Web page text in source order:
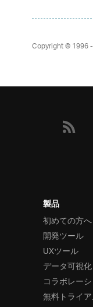
Copyright © 1996
製品
初めての方へ
開発ツール
UXツール
データ可視化
コラボレー
無料トライ